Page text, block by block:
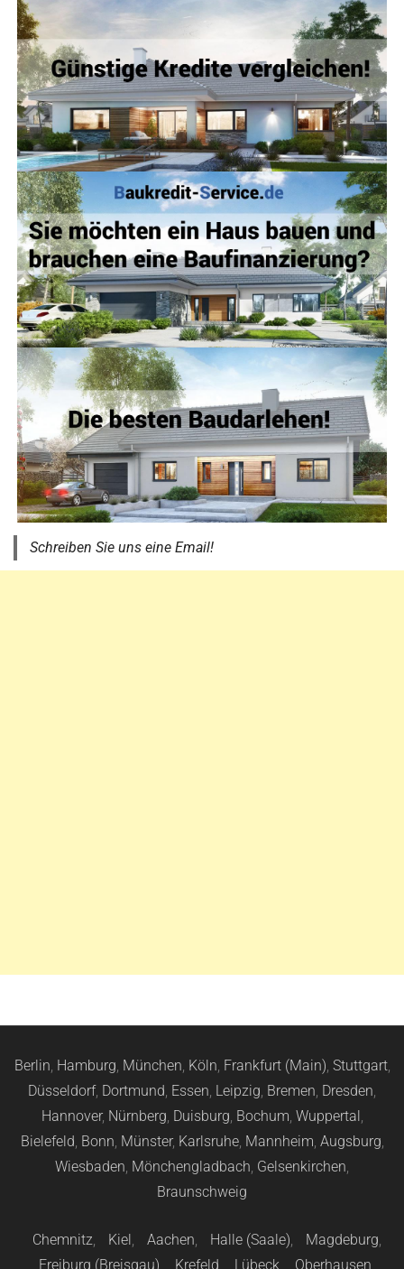
Schreiben Sie uns eine Email!
Berlin, Hamburg, München, Köln, Frankfurt (Main), Stuttgart,
Düsseldorf, Dortmund, Essen, Leipzig, Bremen, Dresden,
Hannover, Nürnberg, Duisburg, Bochum, Wuppertal,
Bielefeld, Bonn, Münster, Karlsruhe, Mannheim, Augsburg,
Wiesbaden, Mönchengladbach, Gelsenkirchen,
Braunschweig
Chemnitz, Kiel, Aachen, Halle (Saale), Magdeburg,
Freiburg (Breisgau)
Krefeld Lübeck Oberhausen